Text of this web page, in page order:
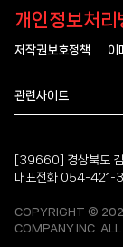
개인정보처리
저작권보호정책 이
관련사이트
[39660] 경상북도 김
대표전화 054-421-
COPYRIGHT ©
COMPANY.INC.